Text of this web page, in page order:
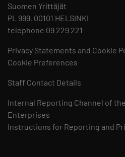
Suomen Yrittäjät
PL 999, 00101 HELSINKI
telephone 09 229 221
Privacy Statements and Cookie
Cookie Preferences
Staff Contact Details
Internal Reporting Channel of
Enterprises
Instructions for Reporting and